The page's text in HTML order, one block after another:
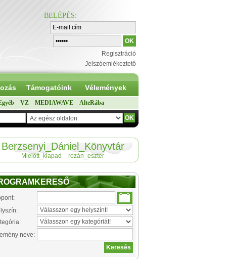
BELÉPÉS:
Regisztráció
Jelszóemlékeztető
Támogatóink Vélemények
VZ MEDIAWAVE AlteRába
Berzsenyi_Dániel_Könyvtár
Mielőtt_kiapad rozán_eszter
neve: